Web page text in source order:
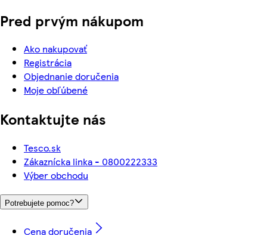
Pred prvým nákupom
Ako nakupovať
Registrácia
Objednanie doručenia
Moje obľúbené
Kontaktujte nás
Tesco.sk
Zákaznícka linka - 0800222333
Výber obchodu
Potrebujete pomoc?
Cena doručenia